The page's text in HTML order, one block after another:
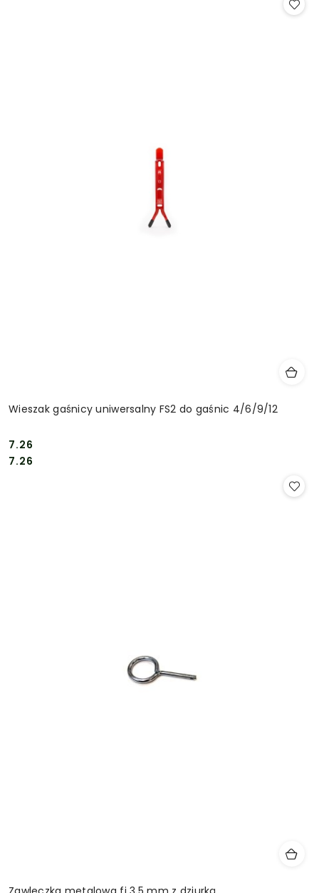
Wieszak gaśnicy uniwersalny FS2 do gaśnic 4/6/9/12
Cena:
7.26
Cena:
7.26